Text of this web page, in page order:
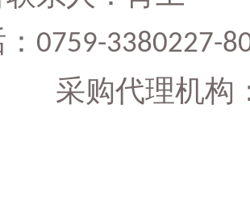
0759-3380227-
采购代理机构